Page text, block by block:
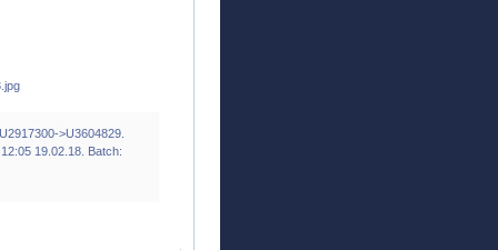
>U3604829.
19.02.18. Batch: